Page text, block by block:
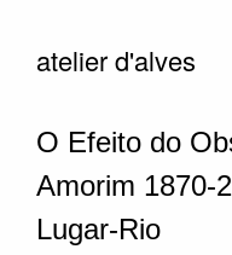
atelier d'alves
O Efeito do
Amorim 1870-
Lugar-Rio